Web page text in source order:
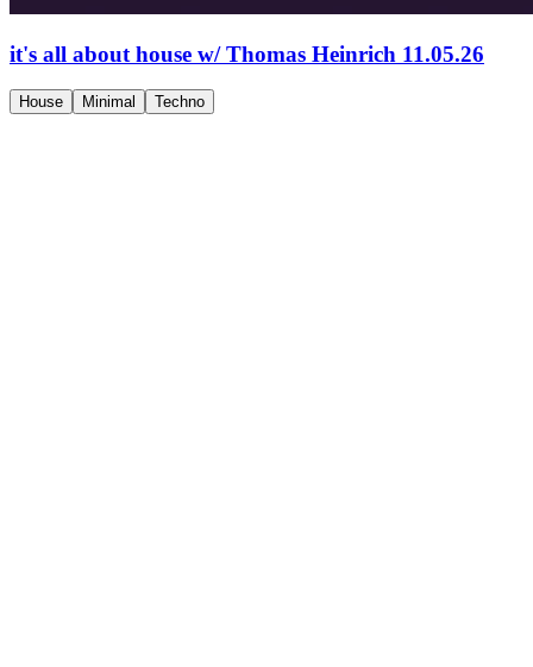
it's all about house w/ Thomas Heinrich 11.05.26
House Minimal Techno